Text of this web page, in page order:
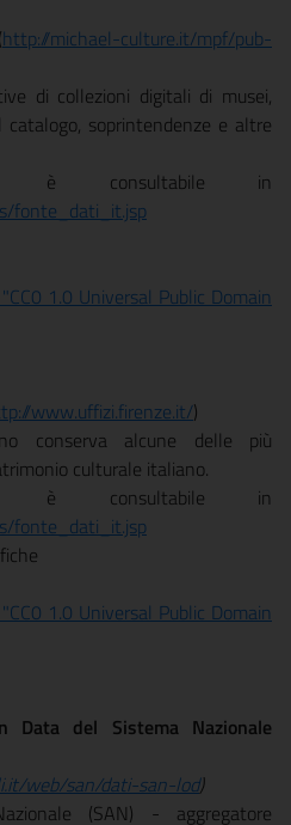
http://michael-culture.it/mpf/pub-
di collezioni digitali di musei,
soprintendenze e altre
è consultabile in
fonte_dati_it.jsp
1.0 Universal Public Domain
www.uffizi.firenze.it/)
conserva alcune delle più
culturale italiano.
è consultabile in
fonte_dati_it.jsp
1.0 Universal Public Domain
Data del Sistema Nazionale
web/san/dati-san-lod)
(SAN) - aggregatore